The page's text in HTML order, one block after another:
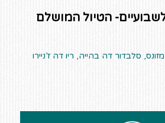
הטיול המושלם
סלבדור דה בהייה, ריו דה ז’ניירו